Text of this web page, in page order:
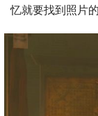
忆就要找到照片